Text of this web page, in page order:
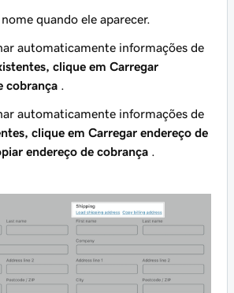
quando ele aparecer.
automaticamente informações de
clique em Carregar
cobrança
automaticamente informações de
clique em Carregar endereço de
endereço de cobrança